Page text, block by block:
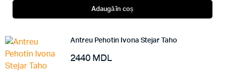
Adaugă în coș
Antreu Pehotin Ivona Stejar Taho
2440 MDL